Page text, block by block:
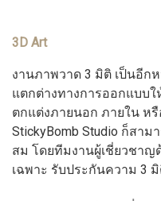
3D Art
งานภาพวาด 3 มิติ เป็นอีก
แตกต่างทางการออกแบบ
ตกแต่งภายนอก ภายใน หรื
StickyBomb Studio ก็สา
สม โดยทีมงานผู้เชี่ยวชาญ
เฉพาะ รับประกันความ 3